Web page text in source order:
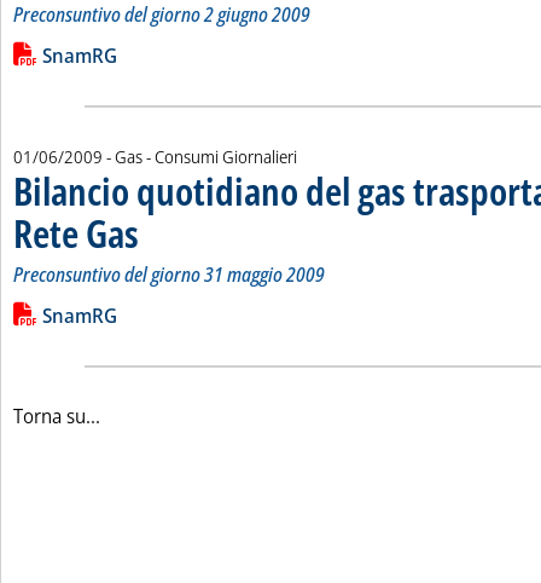
Preconsuntivo del giorno 2 giugno 2009
Leggi tutta la notizia: 'Bilancio quotidiano del gas
Lista allegati PDF alla notizia
SnamRG
01/06/2009 - Gas - Consumi Giornalieri
Bilancio quotidiano del gas
Rete Gas . Sottotitolo: Preconsuntivo del giorno 31 maggio 2009
. Pubblicata lunedì 01 giugno 2009 alle 15.37.
Preconsuntivo del giorno 31 maggio 2009
Leggi tutta la notizia: 'Bilancio quotidiano del gas
Lista allegati PDF alla notizia
SnamRG
Torna su...